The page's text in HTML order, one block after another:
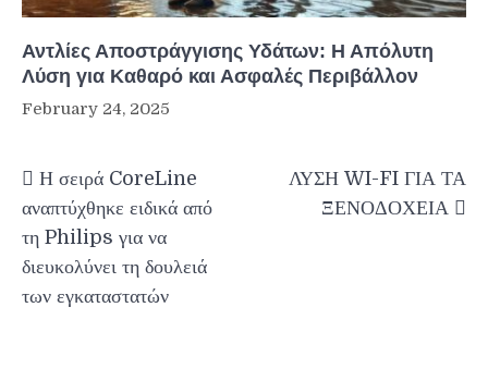
Αντλίες Αποστράγγισης Υδάτων: Η Απόλυτη
Λύση για Καθαρό και Ασφαλές Περιβάλλον
February 24, 2025
navigation
Η σειρά CoreLine
αναπτύχθηκε ειδικά από
τη Philips για να
διευκολύνει τη δουλειά
των εγκαταστατών
ΛΥΣΗ WI-FI ΓΙΑ ΤΑ
ΞΕΝΟΔΟΧΕΙΑ